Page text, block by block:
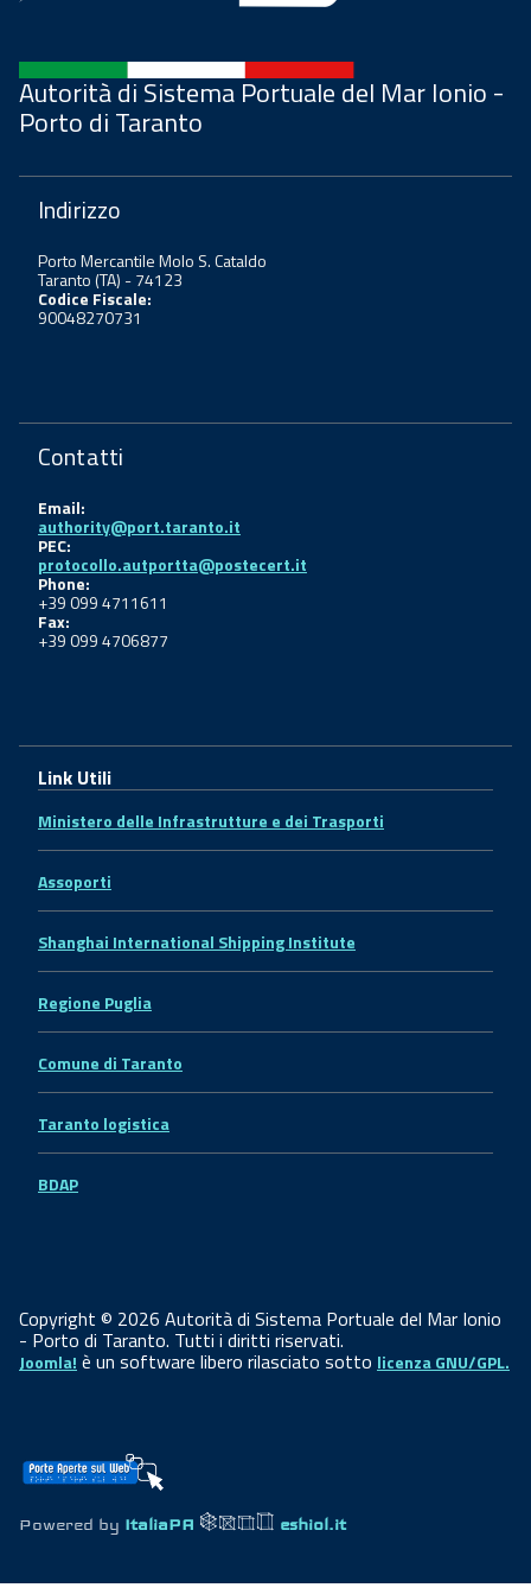
Autorità di Sistema Portuale del Mar Ionio -
Porto di Taranto
Indirizzo
Porto Mercantile Molo S. Cataldo
Taranto (TA) - 74123
Codice Fiscale:
90048270731
Contatti
Email:
authority@port.taranto.it
PEC:
protocollo.autportta@postecert.it
Phone:
+39 099 4711611
Fax:
+39 099 4706877
Link Utili
Ministero delle Infrastrutture e dei Trasporti
Assoporti
Shanghai International Shipping Institute
Regione Puglia
Comune di Taranto
Taranto logistica
BDAP
Copyright © 2026 Autorità di Sistema Portuale del Mar Ionio
- Porto di Taranto. Tutti i diritti riservati.
Joomla! è un software libero rilasciato sotto licenza GNU/GPL.
Powered by ItaliaPA eshiol.it